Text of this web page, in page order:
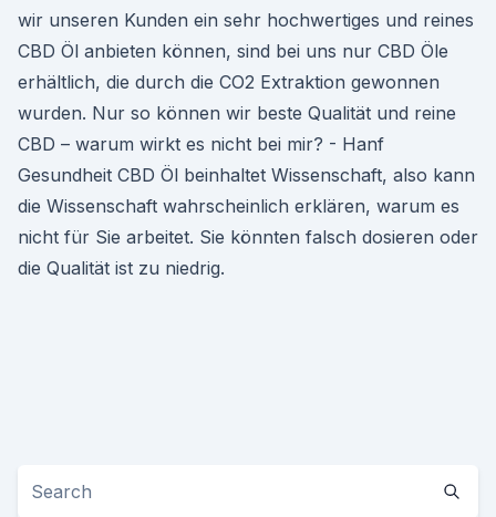
wir unseren Kunden ein sehr hochwertiges und reines
CBD Öl anbieten können, sind bei uns nur CBD Öle
erhältlich, die durch die CO2 Extraktion gewonnen
wurden. Nur so können wir beste Qualität und reine
CBD – warum wirkt es nicht bei mir? - Hanf
Gesundheit CBD Öl beinhaltet Wissenschaft, also kann
die Wissenschaft wahrscheinlich erklären, warum es
nicht für Sie arbeitet. Sie könnten falsch dosieren oder
die Qualität ist zu niedrig.